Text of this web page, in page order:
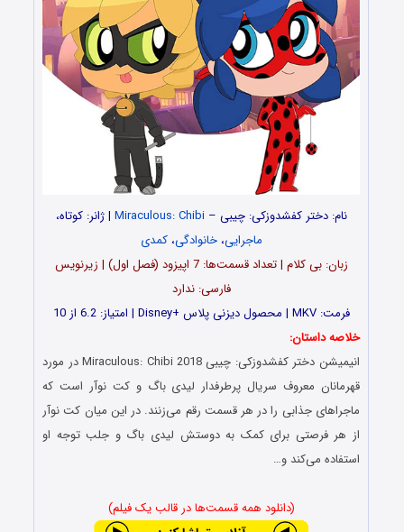
نام:دختر کفشدوزکی: چیبی –Miraculous: Chibi | ژانر: کوتاه،
ماجرایی،خانوادگی،کمدی
زبان: بی کلام | تعداد قسمت‌‌‌‌ها: 7 اپیزود (فصل اول) | زیرنویس
فارسی: ندارد
فرمت: MKV | محصول دیزنی پلاس +Disney | امتیاز: 6.2 از 10
خلاصه داستان:
انیمیشن دختر کفشدوزکی: چیبی
Miraculous: Chibi 2018 در مورد
قهرمانان معروف سریال پرطرفدار لیدی باگ و کت نوآر است که
ماجراهای جذابی را در هر قسمت رقم می‌زنند. در این میان کت نوآر
از هر فرصتی برای کمک به دوستش لیدی باگ و جلب توجه او
استفاده می‌کند و…
(دانلود همه قسمت‌ها در قالب یک فیلم)